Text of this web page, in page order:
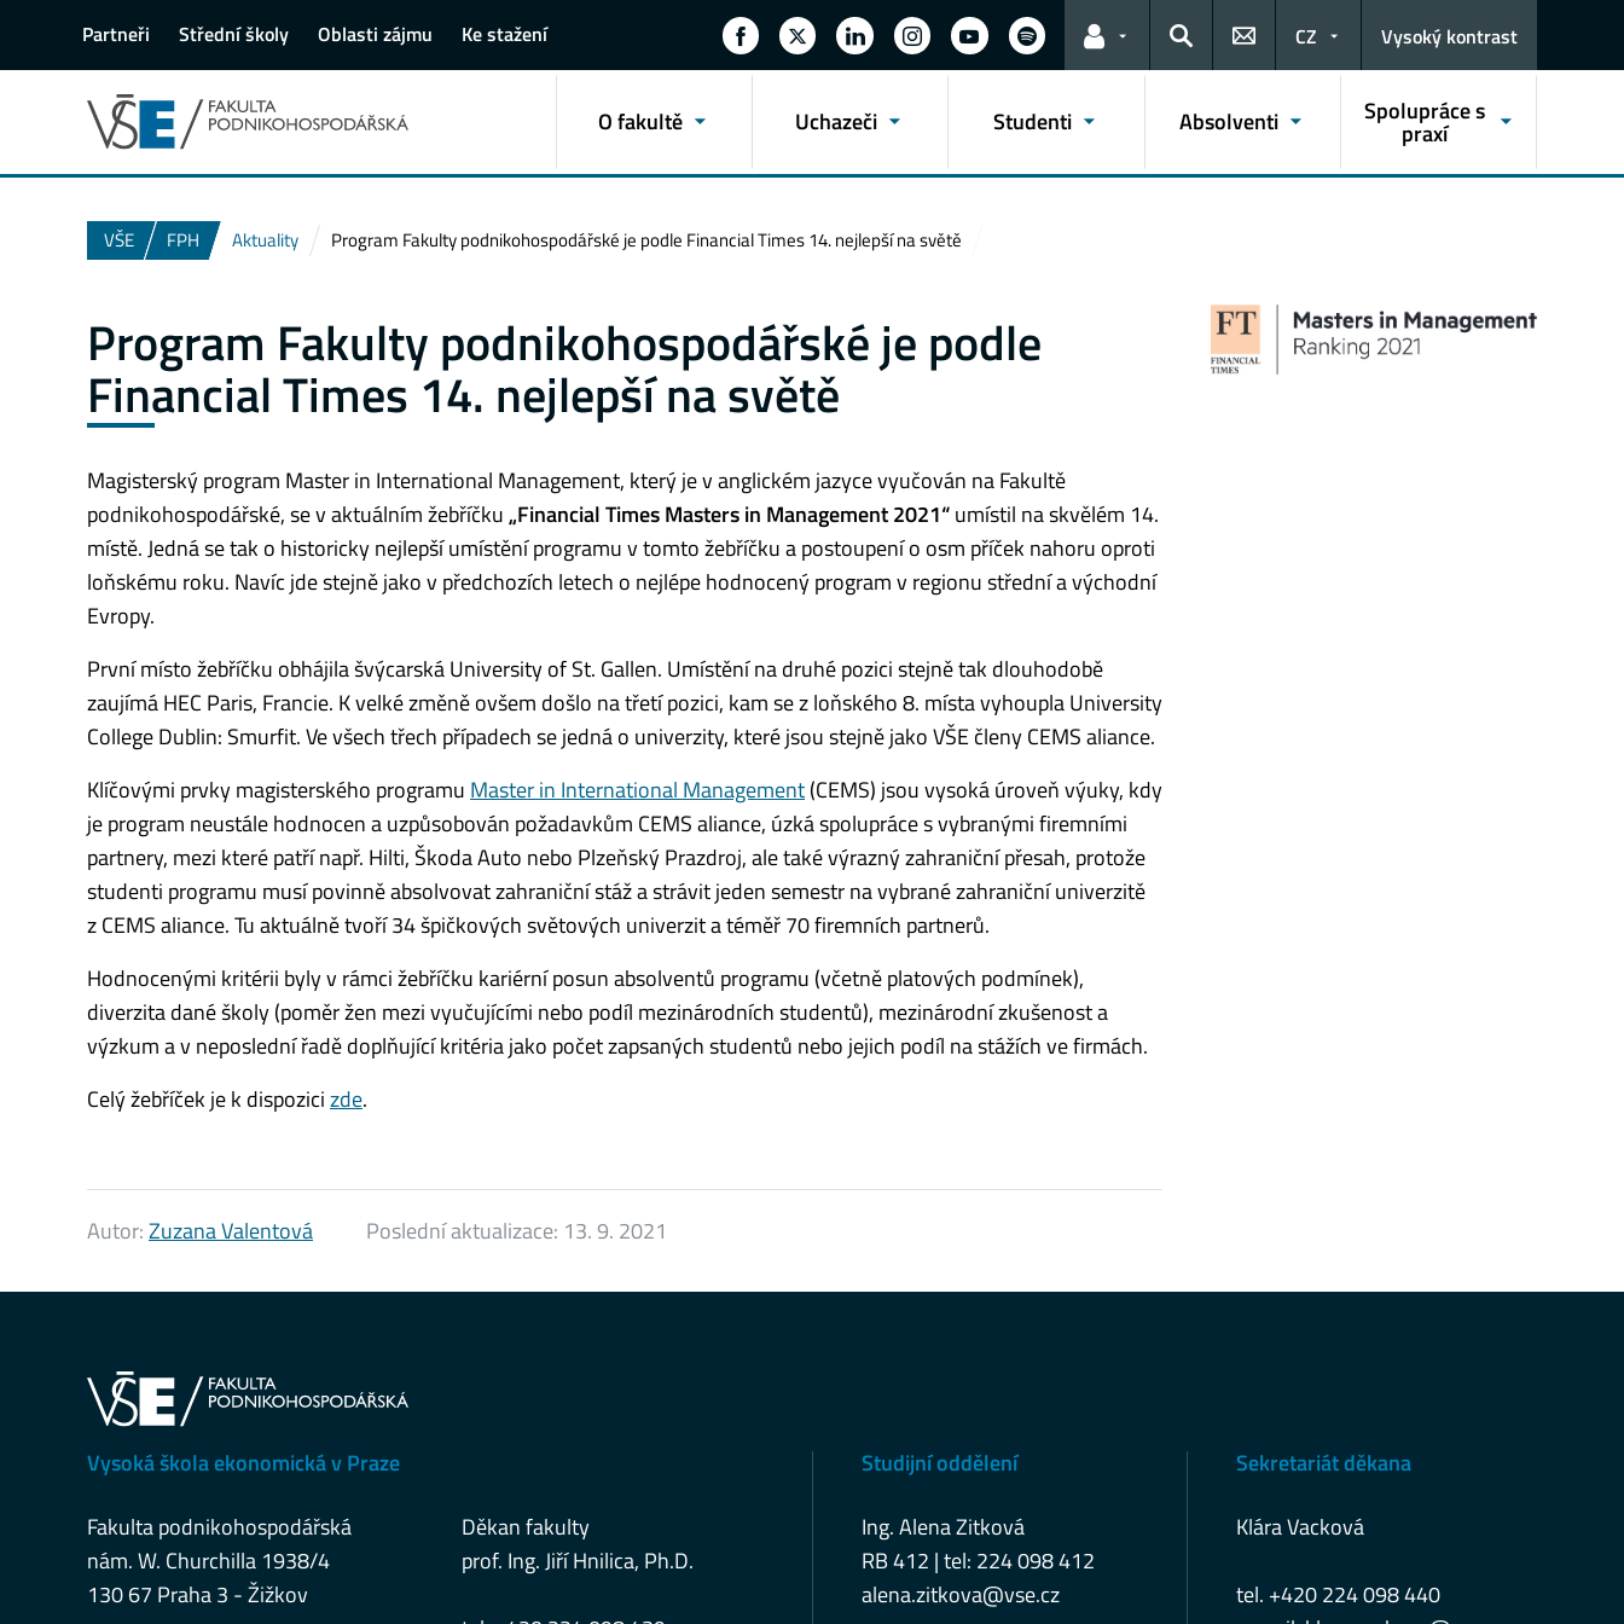
Partneři Střední školy Oblasti zájmu Ke stažení
Odkazy pro uživatele
Hledat
CZ Vysoký kontrast
O fakultě Uchazeči Studenti Absolventi Spolupráce s
praxí
VŠE FPH Aktuality Program Fakulty podnikohospodářské je podle Financial Times 14. nejlepší na světě
Program Fakulty podnikohospodářské je podle
Financial Times 14. nejlepší na světě
Magisterský program Master in International Management, který je v anglickém jazyce vyučován na Fakultě
podnikohospodářské, se v aktuálním žebříčku„Financial TimesMasters in Management 2021“umístil na skvělém 14.
místě. Jedná se tak o historicky nejlepší umístění programu v tomto žebříčku a postoupení o osm příček nahoru oproti
loňskému roku. Navíc jde stejně jako v předchozích letech o nejlépe hodnocený program v regionu střední a východní
Evropy.
První místo žebříčku obhájila švýcarská University of St. Gallen. Umístění na druhé pozici stejně tak dlouhodobě
zaujímá HEC Paris, Francie. K velké změně ovšem došlo na třetí pozici, kam se z loňského 8. místa vyhoupla University
College Dublin: Smurfit. Ve všech třech případech se jedná o univerzity, které jsou stejně jako VŠE členy CEMS aliance.
Klíčovými prvky magisterského programu Master in International Management(CEMS) jsou vysoká úroveň výuky, kdy
je program neustále hodnocen a uzpůsobován požadavkům CEMS aliance, úzká spolupráce s vybranými firemními
partnery, mezi které patří např. Hilti, Škoda Auto nebo Plzeňský Prazdroj, ale také výrazný zahraniční přesah, protože
studenti programu musí povinně absolvovat zahraniční stáž a strávit jeden semestr na vybrané zahraniční univerzitě
z CEMS aliance. Tu aktuálně tvoří 34 špičkových světových univerzit a téměř 70 firemních partnerů.
Hodnocenými kritérii byly v rámci žebříčku kariérní posun absolventů programu (včetně platových podmínek),
diverzita dané školy (poměr žen mezi vyučujícími nebo podíl mezinárodních studentů), mezinárodní zkušenost a
výzkum a v neposlední řadě doplňující kritéria jako počet zapsaných studentů nebo jejich podíl na stážích ve firmách.
Celý žebříček je k dispozicizde.
Autor:Zuzana Valentová Poslední aktualizace: 13. 9. 2021
Vysoká škola ekonomická v Praze
Fakulta podnikohospodářská
nám. W. Churchilla 1938/4
130 67 Praha 3 - Žižkov
Děkan fakulty
prof. Ing. Jiří Hnilica, Ph.D.
Studijní oddělení
Ing. Alena Zitková
RB 412 | tel: 224 098 412
alena.zitkova@vse.cz
Sekretariát děkana
Klára Vacková
tel. +420 224 098 440